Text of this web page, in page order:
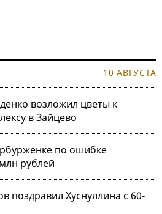
10 АВГУСТА
возложил цветы к
в Зайцево
по ошибке
рублей
поздравил Хуснуллина с 60-